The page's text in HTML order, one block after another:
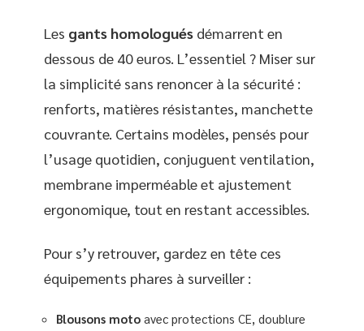
Les gants homologués démarrent en
dessous de 40 euros. L’essentiel ? Miser sur
la simplicité sans renoncer à la sécurité :
renforts, matières résistantes, manchette
couvrante. Certains modèles, pensés pour
l’usage quotidien, conjuguent ventilation,
membrane imperméable et ajustement
ergonomique, tout en restant accessibles.
Pour s’y retrouver, gardez en tête ces
équipements phares à surveiller :
Blousons moto avec protections CE, doublure